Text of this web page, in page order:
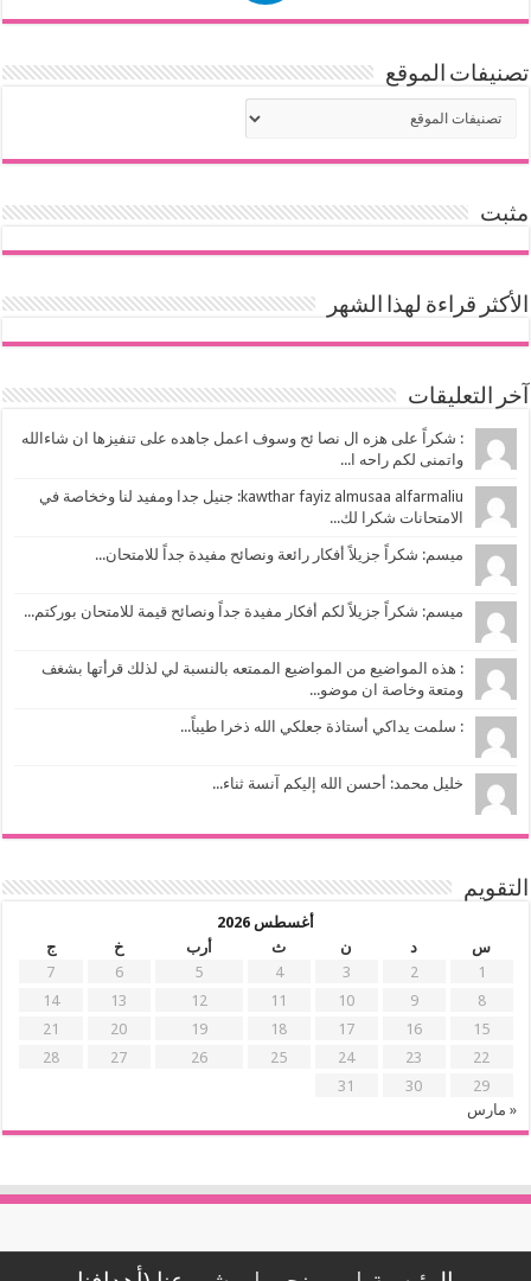
تصنيفات الموقع
مثبت
الأكثر قراءة لهذا الشهر
آخر التعليقات
: شكراً على هزه ال نصا ئح وسوف اعمل جاهده على تنفيزها ان شاءالله
واتمنى لكم راحه ا...
kawthar fayiz almusaa alfarmaliu: جنيل جدا ومفيد لنا وخخاصة في
الامتحانات شكرا لك...
ميسم: شكراً جزيلاً أفكار رائعة ونصائح مفيدة جداً للامتحان...
ميسم: شكراً جزيلاً لكم أفكار مفيدة جداً ونصائح قيمة للامتحان بوركتم...
: هذه المواضيع من المواضيع الممتعه بالنسبة لي لذلك قرأتها بشغف
ومتعة وخاصة ان موضو...
: سلمت يداكي أستاذة جعلكي الله ذخرا طيباً...
خليل محمد: أحسن الله إليكم آنسة ثناء...
التقويم
أغسطس 2026
س
د ن ث أرب خ
ج
1
2
3
4
5
6
7
8
9
10
11
12
13
14
15
16
17
18
19
20
21
22
23
24
25
26
27
28
29
30
31
« مارس